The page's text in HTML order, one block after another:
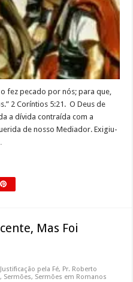
fez pecado por nós; para que,
2 Coríntios 5:21. O Deus de
a dívida contraída com a
de nosso Mediador. Exigiu-
Mas Foi
Justificação pela Fé, Pr. Roberto
, Sermões, Sermões em Romanos